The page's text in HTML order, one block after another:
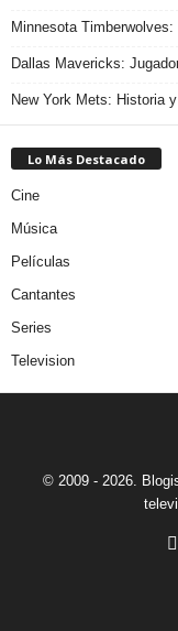
Minnesota
Dallas Mavericks:
New York Mets: Historia
Lo Más Destacado
Cine
Música
Películas
Cantantes
Series
Television
© 2009 - 2026.